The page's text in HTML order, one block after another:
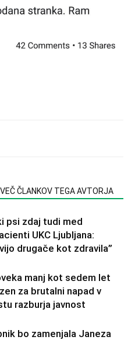
ČLANKOV TEGA AVTORJA
psi zdaj tudi med
UKC Ljubljana:
drugače kot zdravila”
manj kot sedem let
za brutalni napad v
razburja javnost
bo zamenjala Janeza